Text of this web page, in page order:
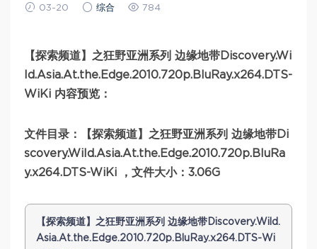
03-20 综合 784
【探索频道】之狂野亚洲系列 边缘地带Discovery.Wi
ld.Asia.At.the.Edge.2010.720p.BluRay.x264.DTS-
WiKi 内容预览：
文件目录：【探索频道】之狂野亚洲系列 边缘地带Di
scovery.Wild.Asia.At.the.Edge.2010.720p.BluRa
y.x264.DTS-WiKi ，文件大小：3.06G
【探索频道】之狂野亚洲系列 边缘地带Discovery.Wild.
Asia.At.the.Edge.2010.720p.BluRay.x264.DTS-Wi